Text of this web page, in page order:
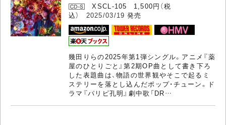
XSCL-105 1,500円（税
込） 2025/03/19 発売
幾田りらの2025年第1弾シングル。アニメ『薬
屋のひとりごと』第2期OP曲として書き下ろ
した表題曲は、物語の世界観やそこで起るミ
ステリーを落とし込んだポップ・チューン。ド
ラマ『パリピ孔明』劇中歌「DR…